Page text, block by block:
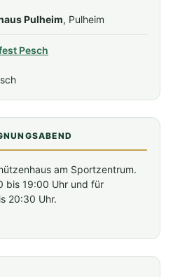
Pulheim, Pulheim
Pesch
am Sportzentrum.
bis 19:00 Uhr und für
20:30 Uhr.